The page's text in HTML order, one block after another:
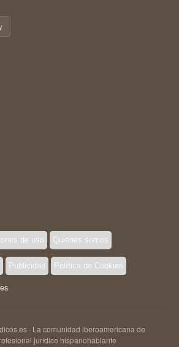
de uso Quienes somos
Publicidad Política de Cookies
· La comunidad iberoamericana de
jurídico hispanohablante